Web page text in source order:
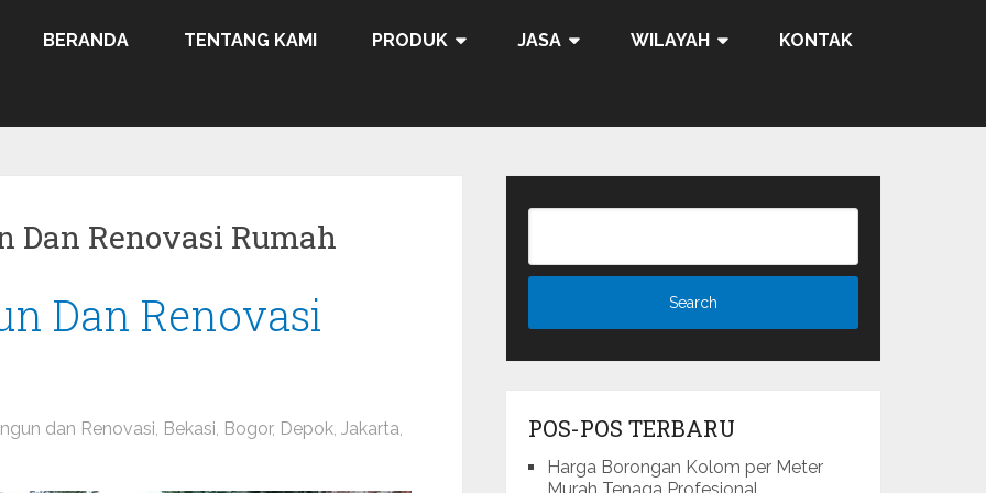
BERANDA TENTANG KAMI PRODUK JASA WILAYAH KONTAK
Dan Renovasi Rumah
Dan Renovasi
dan Renovasi, Bekasi, Bogor, Depok, Jakarta,
POS-POS TERBARU
Harga Borongan Kolom per Meter